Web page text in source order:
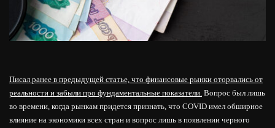
Писал ранее в предыдущей статье, что финансовые рынки оторвались от
реальности и забыли про фундаментальные показатели. Вопрос был лишь
во времени, когда рынкам придется признать, что COVID имел обширное
влияние на экономики всех стран и вопрос лишь в появлении черного